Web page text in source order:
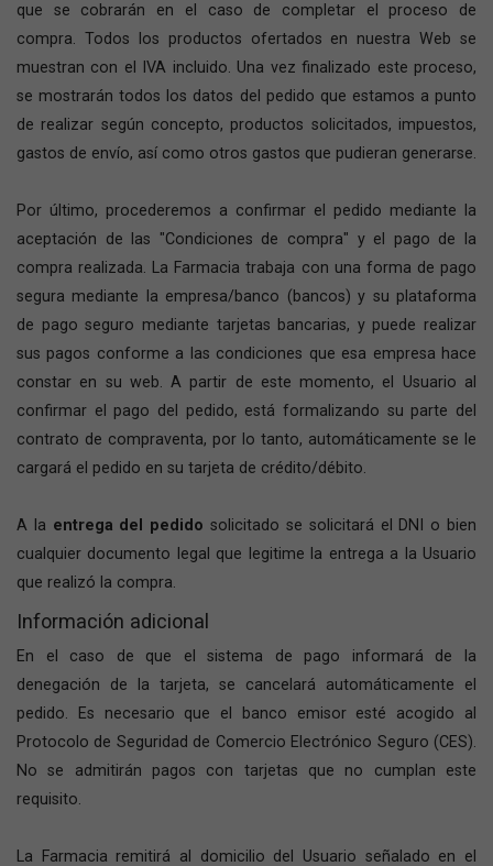
que se cobrarán en el caso de completar el proceso de
compra. Todos los productos ofertados en nuestra Web se
muestran con el IVA incluido. Una vez finalizado este proceso,
se mostrarán todos los datos del pedido que estamos a punto
de realizar según concepto, productos solicitados, impuestos,
gastos de envío, así como otros gastos que pudieran generarse.
Por último, procederemos a confirmar el pedido mediante la
aceptación de las "Condiciones de compra" y el pago de la
compra realizada. La Farmacia trabaja con una forma de pago
segura mediante la empresa/banco (bancos) y su plataforma
de pago seguro mediante tarjetas bancarias, y puede realizar
sus pagos conforme a las condiciones que esa empresa hace
constar en su web. A partir de este momento, el Usuario al
confirmar el pago del pedido, está formalizando su parte del
contrato de compraventa, por lo tanto, automáticamente se le
cargará el pedido en su tarjeta de crédito/débito.
A la entrega del pedido solicitado se solicitará el DNI o bien
cualquier documento legal que legitime la entrega a la Usuario
que realizó la compra.
Información adicional
En el caso de que el sistema de pago informará de la
denegación de la tarjeta, se cancelará automáticamente el
pedido. Es necesario que el banco emisor esté acogido al
Protocolo de Seguridad de Comercio Electrónico Seguro (CES).
No se admitirán pagos con tarjetas que no cumplan este
requisito.
La Farmacia remitirá al domicilio del Usuario señalado en el